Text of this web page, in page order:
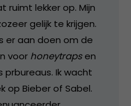
ruimt lekker op. Mijn
gelijk te krijgen.
er aan doen om de
voor honeytrapsen
Ik wacht
op Bieber of Sabel.